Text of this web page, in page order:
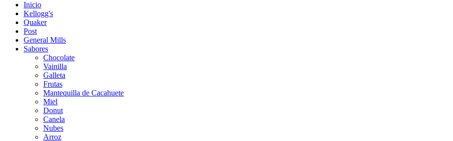
Inicio
Kellogg's
Quaker
Post
General Mills
Sabores
Chocolate
Vainilla
Galleta
Frutas
Mantequilla de Cacahuete
Miel
Donut
Canela
Nubes
Arroz